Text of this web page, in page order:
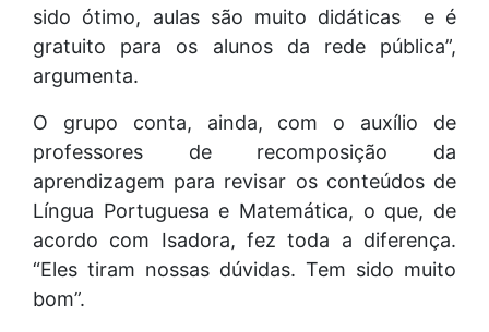
sido ótimo, aulas são muito didáticas e é
gratuito para os alunos da rede pública”,
argumenta.
O grupo conta, ainda, com o auxílio de
professores de recomposição da
aprendizagem para revisar os conteúdos de
Língua Portuguesa e Matemática, o que, de
acordo com Isadora, fez toda a diferença.
“Eles tiram nossas dúvidas. Tem sido muito
bom”.